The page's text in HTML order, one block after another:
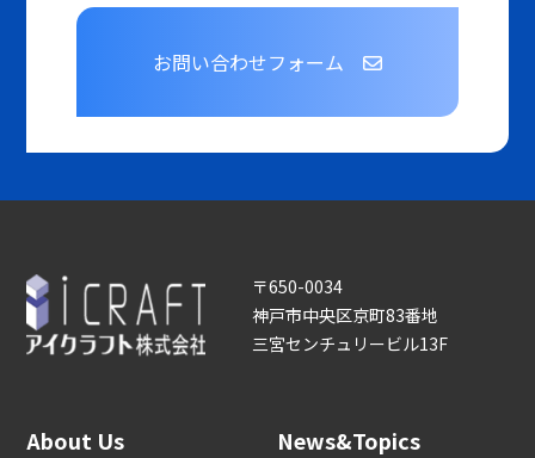
お問い合わせフォーム
〒650-0034
神戸市中央区京町83番地
三宮センチュリービル13F
About Us News&Topics